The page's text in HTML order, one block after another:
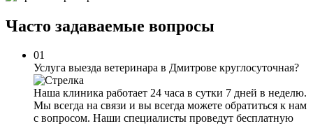
Часто задаваемые вопросы
01
Услуга выезда ветеринара в Дмитрове круглосуточная?
Наша клиника работает 24 часа в сутки 7 дней в неделю.
Мы всегда на связи и вы всегда можете обратиться к нам
с вопросом. Наши специалисты проведут бесплатную